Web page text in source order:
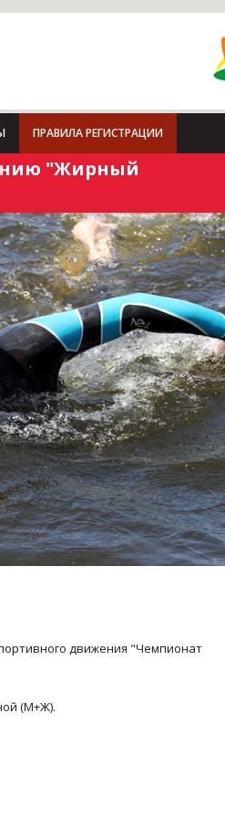
ПРАВИЛА РЕГИСТРАЦИИ
"Жирный
движения "Чемпионат
(М+Ж).